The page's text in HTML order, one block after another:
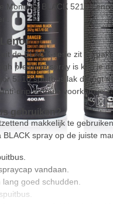
Montana BLACK 5210
uit de BLACK-serie zit
pressure spray is kan je
5210 spuitbus lak droogt
drip formule voorkom je
gebruiken?
makkelijk te
spray op de juiste
vandaan.
goed schudden.